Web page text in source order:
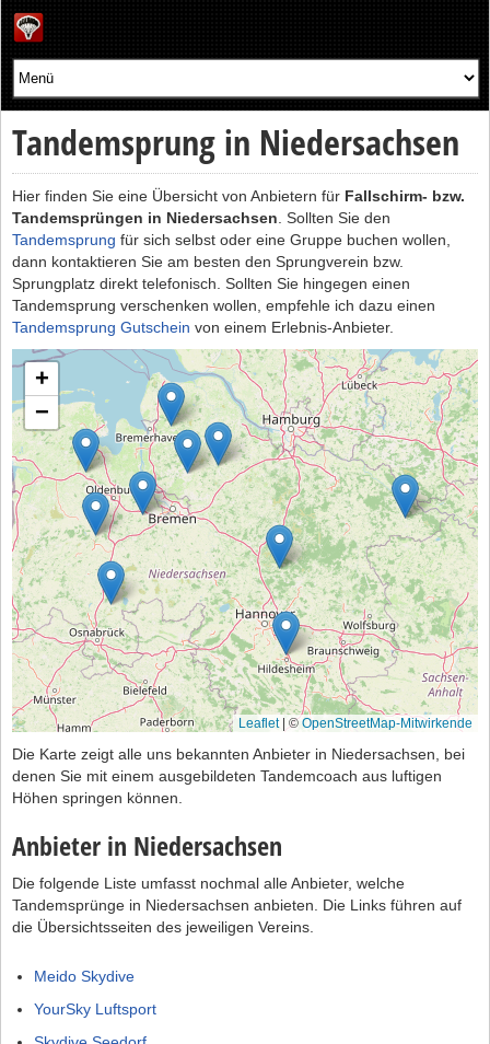
Tandemsprung in Niedersachsen
Hier finden Sie eine Übersicht von Anbietern für Fallschirm- bzw.
Tandemsprüngen in Niedersachsen . Sollten Sie den
Tandemsprung für sich selbst oder eine Gruppe buchen wollen,
dann kontaktieren Sie am besten den Sprungverein bzw.
Sprungplatz direkt telefonisch. Sollten Sie hingegen einen
Tandemsprung verschenken wollen, empfehle ich dazu einen
Tandemsprung Gutschein von einem Erlebnis-Anbieter.
+
−
Leaflet © OpenStreetMap-Mitwirkende
Die Karte zeigt alle uns bekannten Anbieter in Niedersachsen, bei
denen Sie mit einem ausgebildeten Tandemcoach aus luftigen
Höhen springen können.
Anbieter in Niedersachsen
Die folgende Liste umfasst nochmal alle Anbieter, welche
Tandemsprünge in Niedersachsen anbieten. Die Links führen auf
die Übersichtsseiten des jeweiligen Vereins.
Meido Skydive
YourSky Luftsport